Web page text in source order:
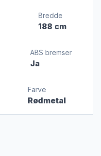
Bredde
188 cm
ABS bremser
Ja
Farve
Rødmetal